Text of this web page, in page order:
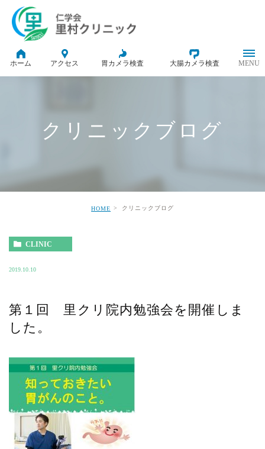
ホーム アクセス 胃カメラ検査 大腸カメラ検査
クリニックブログ
HOME クリニックブログ
CLINIC
2019.10.10
第１回 里クリ院内勉強会を開催しま
した。